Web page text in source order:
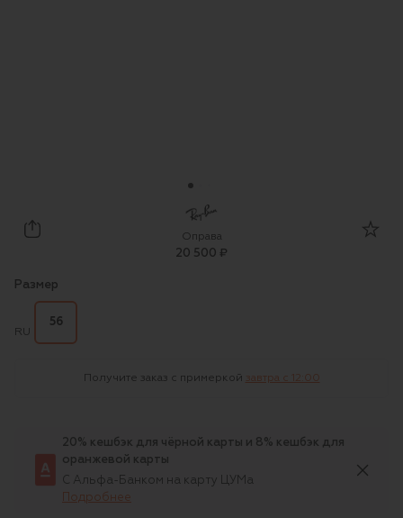
Ray-Ban
Оправа
20 500 ₽
Размер
RU
56
Получите заказ с примеркой завтра c 12:00
20% кешбэк для чёрной карты и 8% кешбэк для
оранжевой карты
С Альфа-Банком на карту ЦУМа
Подробнее